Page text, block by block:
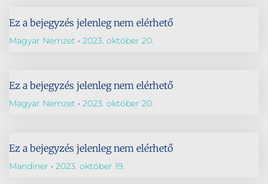
Ez a bejegyzés jelenleg nem elérhető
Magyar Nemzet 2023. október 20.
Ez a bejegyzés jelenleg nem elérhető
Magyar Nemzet 2023. október 20.
Ez a bejegyzés jelenleg nem elérhető
Mandiner 2023. október 19.